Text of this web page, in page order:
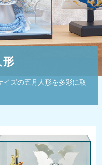
形
ズの五月人形を多彩に取